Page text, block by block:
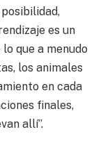
es un
que a menudo
los animales
en cada
finales,
allí”.